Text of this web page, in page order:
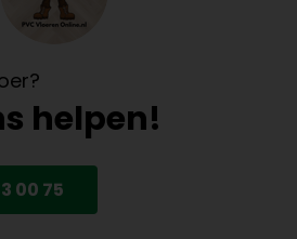
helpen!
00 75